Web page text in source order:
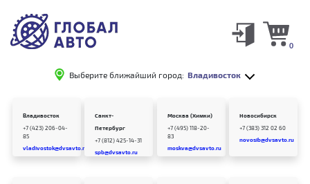
Выберите ближайший город: Владивосток
0
Владивосток
+7 (423) 206-04-
85
vladivostok@dvsavto.ru
Санкт-
Петербург
+7 (812) 425-14-31
spb@dvsavto.ru
Москва (Химки)
+7 (495) 118-20-
83
moskva@dvsavto.ru
Новосибирск
+7 (383) 312 02 60
novosib@dvsavto.ru